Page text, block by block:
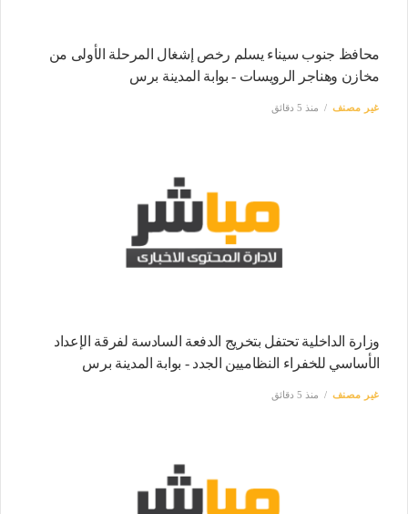
محافظ جنوب سيناء يسلم رخص إشغال المرحلة الأولى من
مخازن وهناجر الرويسات - بوابة المدينة برس
غير مصنف منذ 5 دقائق
وزارة الداخلية تحتفل بتخريج الدفعة السادسة لفرقة الإعداد
الأساسي للخفراء النظاميين الجدد - بوابة المدينة برس
غير مصنف منذ 5 دقائق